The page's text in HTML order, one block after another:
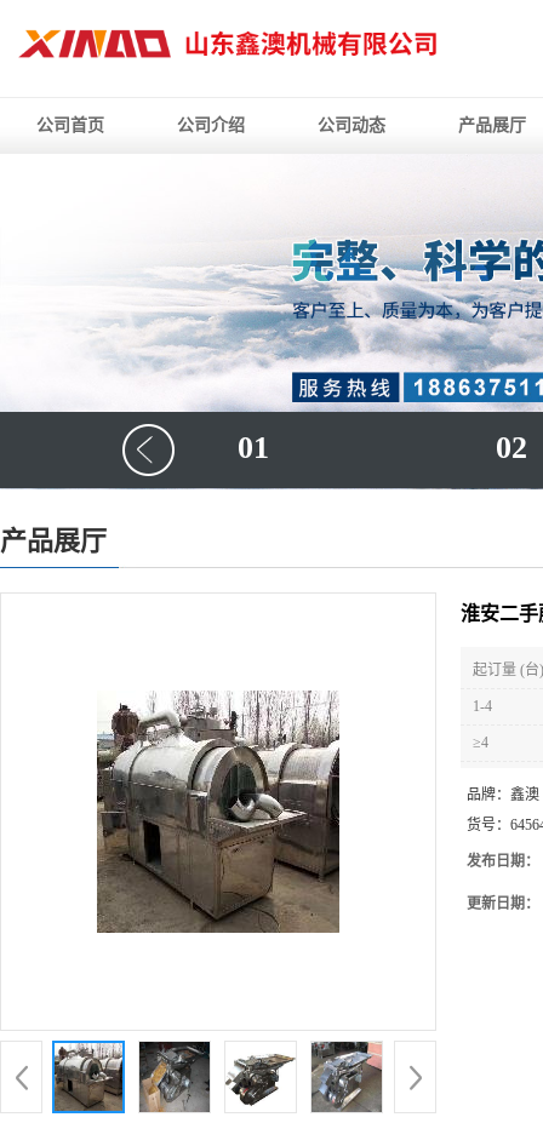
公司首页 公司介绍 公司动态 产品展厅
01 02
产品展厅
淮安二手
起订量 (台)
1-4
≥4
品牌： 鑫澳
货号：
发布日期：
更新日期：